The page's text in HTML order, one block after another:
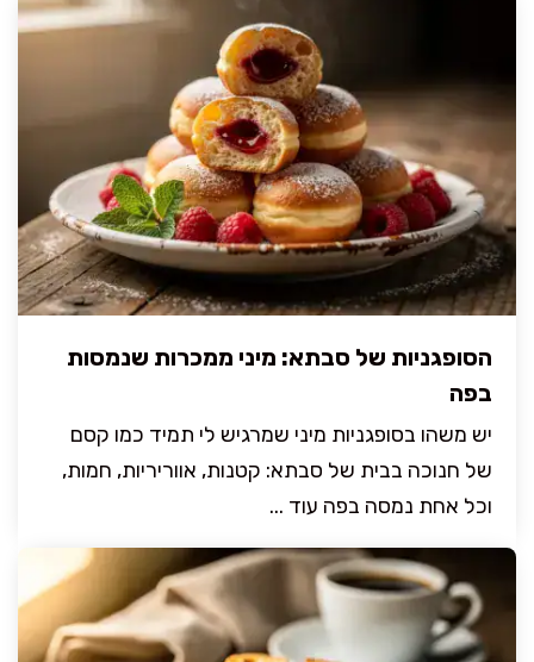
הסופגניות של סבתא: מיני ממכרות שנמסות
בפה
יש משהו בסופגניות מיני שמרגיש לי תמיד כמו קסם
של חנוכה בבית של סבתא: קטנות, אווריריות, חמות,
וכל אחת נמסה בפה עוד ...